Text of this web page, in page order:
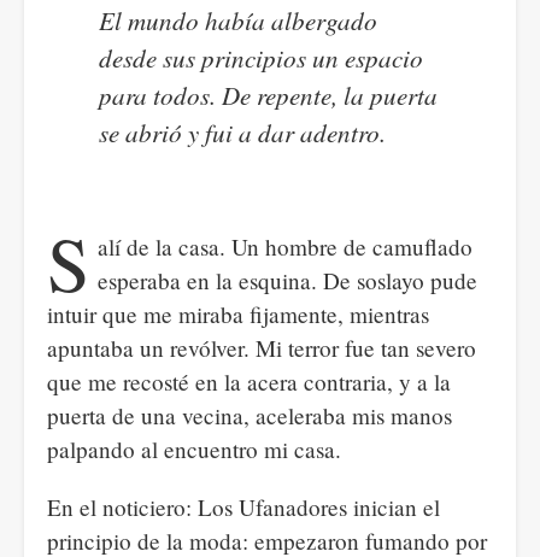
El mundo había albergado
desde sus principios un espacio
para todos. De repente, la puerta
se abrió y fui a dar adentro.
S alí de la casa. Un hombre de camuflado
esperaba en la esquina. De soslayo pude
intuir que me miraba fijamente, mientras
apuntaba un revólver. Mi terror fue tan severo
que me recosté en la acera contraria, y a la
puerta de una vecina, aceleraba mis manos
palpando al encuentro mi casa.
En el noticiero: Los Ufanadores inician el
principio de la moda: empezaron fumando por